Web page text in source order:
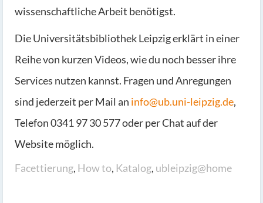
wissenschaftliche Arbeit benötigst.
Die Universitätsbibliothek Leipzig erklärt in einer
Reihe von kurzen Videos, wie du noch besser ihre
Services nutzen kannst. Fragen und Anregungen
sind jederzeit per Mail an info@ub.uni-leipzig.de,
Telefon 0341 97 30 577 oder per Chat auf der
Website möglich.
Facettierung, How to, Katalog, ubleipzig@home